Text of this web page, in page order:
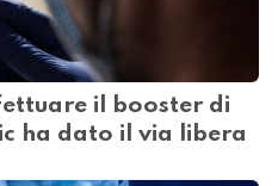
il booster di
ha dato il via libera